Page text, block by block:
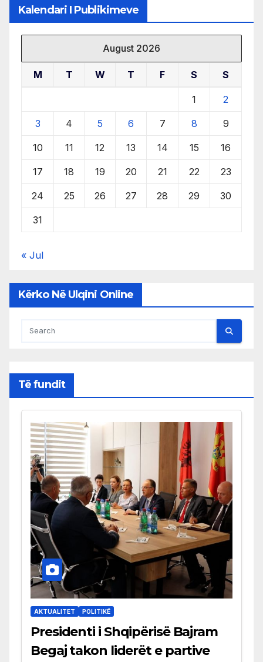
Kalendari I Publikimeve
August 2026
M T W T F S S
1 2
3 4 5 6 7 8 9
10 11 12 13 14 15 16
17 18 19 20 21 22 23
24 25 26 27 28 29 30
31
« Jul
Kërko Në Ulqini Online
Të fundit
AKTUALITET POLITIKË
Presidenti i Shqipërisë Bajram
Begaj takon liderët e partive